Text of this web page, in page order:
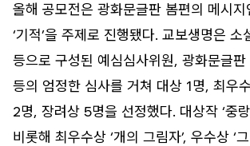
올해 공모전은 광화문글판 봄편의 메시지
‘기적’을 주제로 진행됐다. 교보생명은
등으로 구성된 예심심사위원, 광화문글판
등의 엄정한 심사를 거쳐 대상 1명, 최우
2명, 장려상 5명을 선정했다. 대상작 ‘중
비롯해 최우수상 ‘개의 그림자’, 우수상 ‘